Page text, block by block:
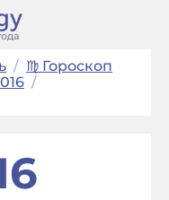
/ ♍ Гороскоп
/